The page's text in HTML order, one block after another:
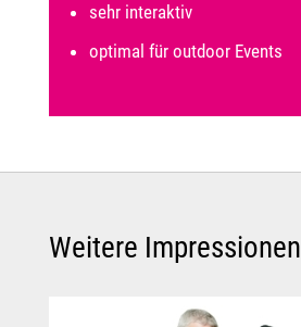
sehr interaktiv
optimal für outdoor Events
Weitere Impressionen